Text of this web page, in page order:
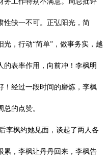
性缺一不可。正弘阳光，简
，行动“简单”，做事务实，越
的表率作用，向前冲！李枫明
！经过一段时间的磨炼，李枫
的点赞。
枫约她见面，谈起了两人各
累，李枫让丹丹回来，李枫告